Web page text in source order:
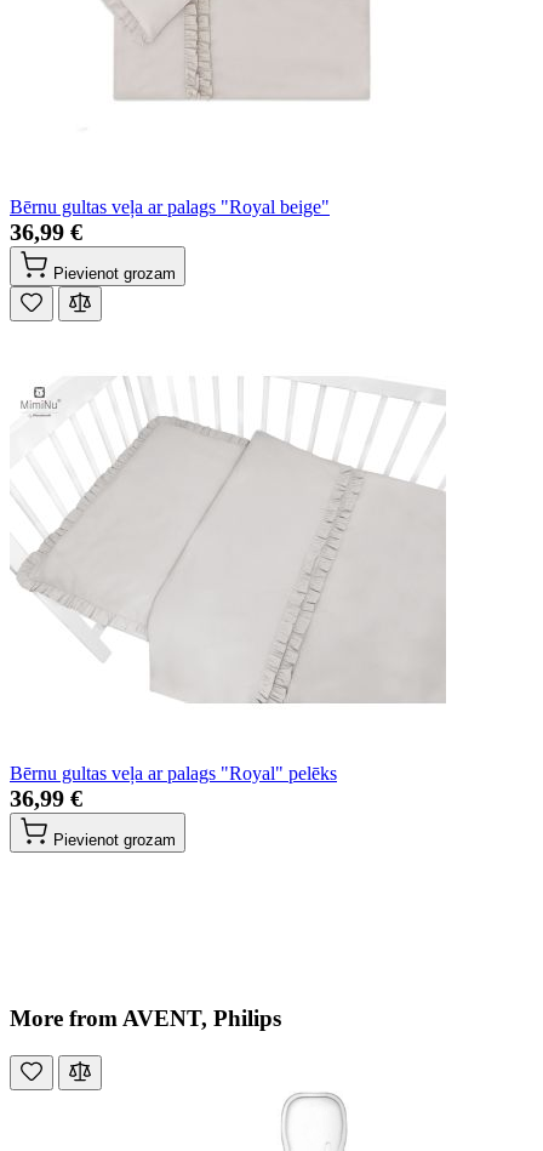
Bērnu gultas veļa ar palags "Royal beige"
36,99 €
Pievienot grozam
Bērnu gultas veļa ar palags "Royal" pelēks
36,99 €
Pievienot grozam
More from AVENT, Philips